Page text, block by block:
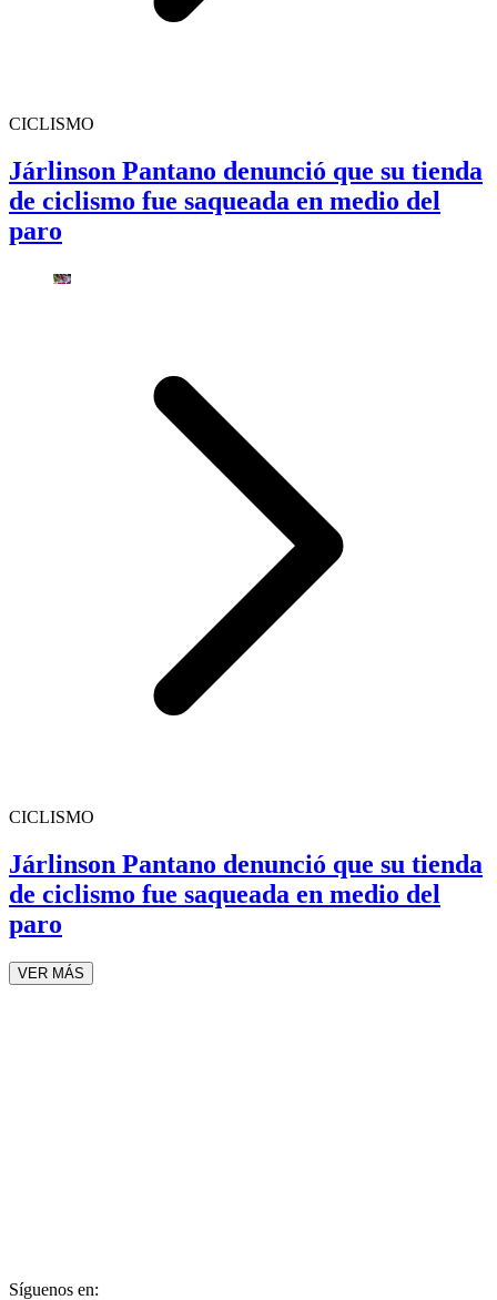
CICLISMO
Járlinson Pantano denunció que su tienda
de ciclismo fue saqueada en medio del
paro
CICLISMO
Járlinson Pantano denunció que su tienda
de ciclismo fue saqueada en medio del
paro
VER MÁS
Síguenos en: